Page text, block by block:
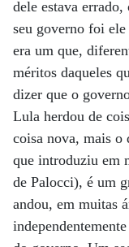
dele estava
seu governo foi
era um que,
méritos daqueles
dizer que o
Lula herdou de
coisa nova, mais o
que introduziu em
de Palocci), é um
andou, em muitas